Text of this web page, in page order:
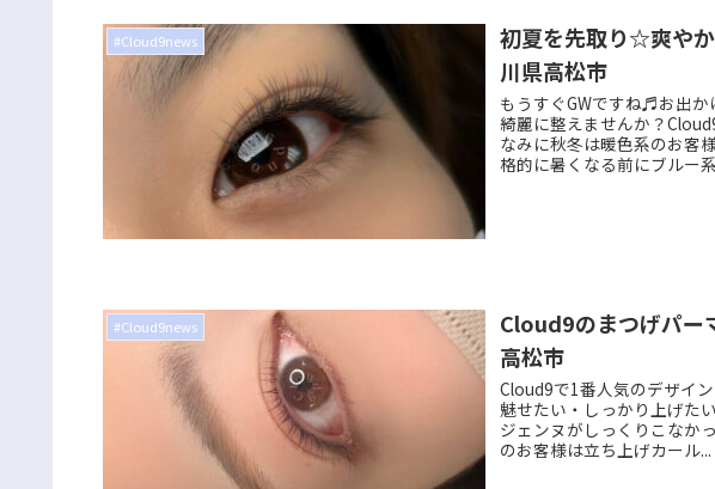
#Cloud9news
初夏を先取り☆爽や
川県高松市
もうすぐGWですね♬お出か
綺麗に整えませんか？
なみに秋冬は暖色系のお客
格的に暑くなる前にブルー
#Cloud9news
Cloud9のまつげパ
高松市
Cloud9で1番人気のデザイ
魅せたい・しっかり上げた
ジェンヌがしっくりこなか
のお客様は立ち上げカール...